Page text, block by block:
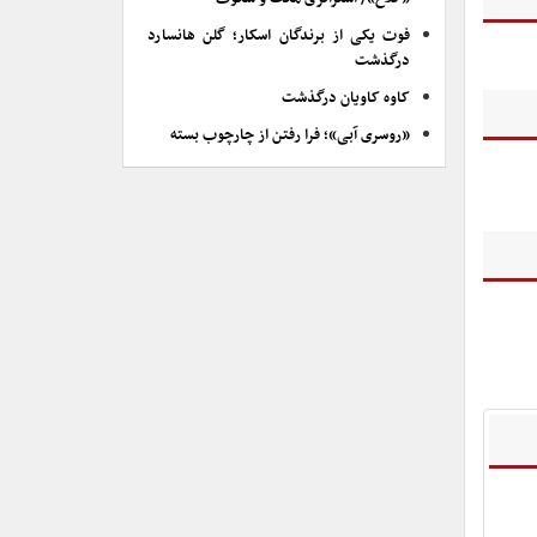
فوت یکی از برندگان اسکار؛ گلن هانسارد
درگذشت
کاوه کاویان درگذشت
«روسری آبی»؛ فرا رفتن از چارچوب بسته